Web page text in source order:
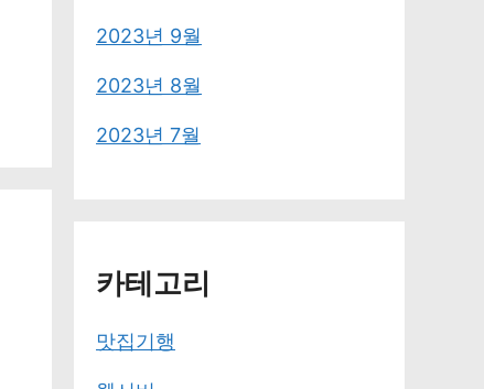
2023년 9월
2023년 8월
2023년 7월
카테고리
맛집기행